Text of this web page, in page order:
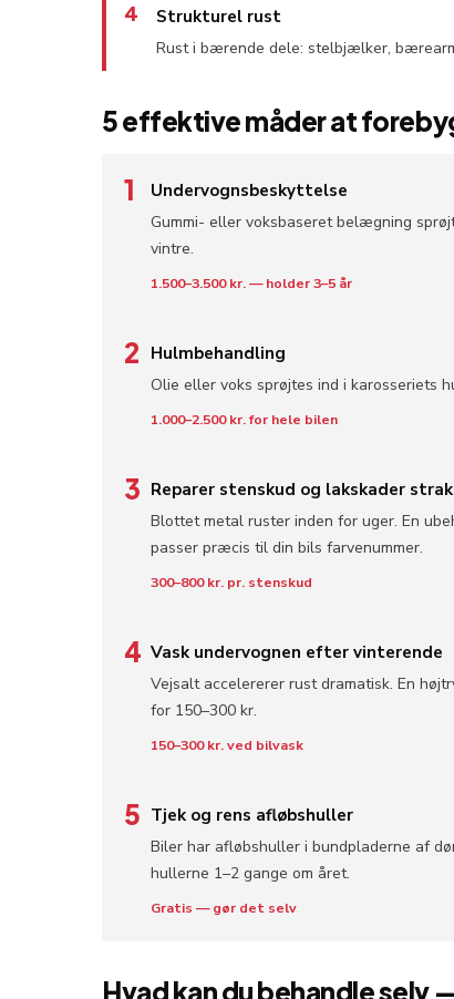
4 Strukturel rust
Rust i bærende dele: stelbjælker,
5 effektive måder at
1 Undervognsbeskyttelse
Gummi- eller voksbaseret belægning
vintre.
1.500–3.500 kr. — holder 3–5 år
2 Hulmbehandling
Olie eller voks sprøjtes ind i karosseriets
1.000–2.500 kr. for hele bilen
3 Reparer stenskud og lakskader
Blottet metal ruster inden for uger. En
passer præcis til din bils farvenummer.
300–800 kr. pr. stenskud
4 Vask undervognen efter vinterende
Vejsalt accelererer rust dramatisk. En
for 150–300 kr.
150–300 kr. ved bilvask
5 Tjek og rens afløbshuller
Biler har afløbshuller i bundpladerne af
hullerne 1–2 gange om året.
Gratis — gør det selv
Hvad kan du behandle selv